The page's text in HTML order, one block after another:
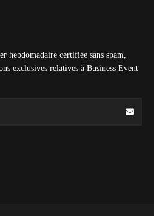
hebdomadaire certifiée sans spam,
exclusives relatives à Business Event